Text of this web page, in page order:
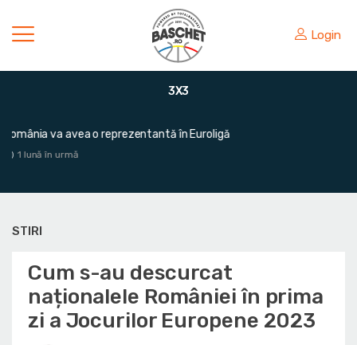
Login
3X3
Victorie mare pentru România în fața Greciei
STIRI
Cum s-au descurcat
naționalele României în prima
zi a Jocurilor Europene 2023